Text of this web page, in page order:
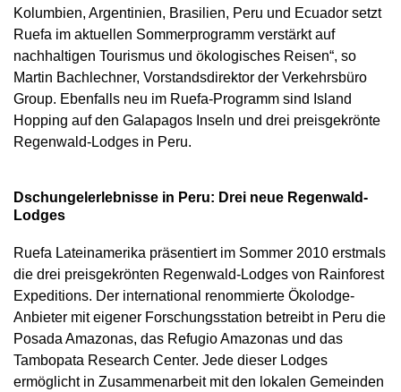
Kolumbien, Argentinien, Brasilien, Peru und Ecuador setzt
Ruefa im aktuellen Sommerprogramm verstärkt auf
nachhaltigen Tourismus und ökologisches Reisen“, so
Martin Bachlechner, Vorstandsdirektor der Verkehrsbüro
Group. Ebenfalls neu im Ruefa-Programm sind Island
Hopping auf den Galapagos Inseln und drei preisgekrönte
Regenwald-Lodges in Peru.
Dschungelerlebnisse in Peru: Drei neue Regenwald-
Lodges
Ruefa Lateinamerika präsentiert im Sommer 2010 erstmals
die drei preisgekrönten Regenwald-Lodges von Rainforest
Expeditions. Der international renommierte Ökolodge-
Anbieter mit eigener Forschungsstation betreibt in Peru die
Posada Amazonas, das Refugio Amazonas und das
Tambopata Research Center. Jede dieser Lodges
ermöglicht in Zusammenarbeit mit den lokalen Gemeinden